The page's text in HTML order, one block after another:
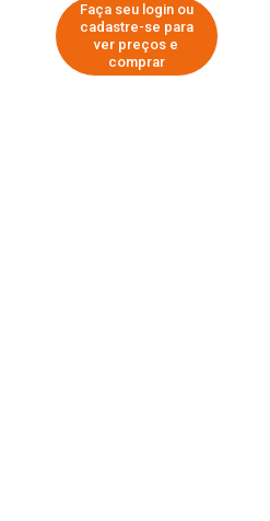
Faça seu login ou
cadastre-se para
ver preços e
comprar